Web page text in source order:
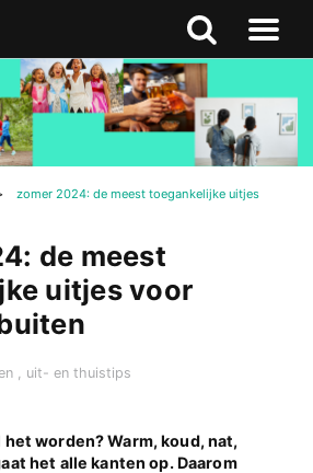
Zoeken
Naar
zomer 2024: de meest toegankelijke uitjes
de meest
uitjes voor
uit- en thuistips
worden? Warm, koud, nat,
het alle kanten op. Daarom
Zoeken